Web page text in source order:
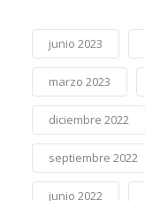
junio 2023
marzo 2023
diciembre 2022
septiembre 2022
junio 2022